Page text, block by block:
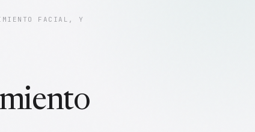
FACIAL, Y